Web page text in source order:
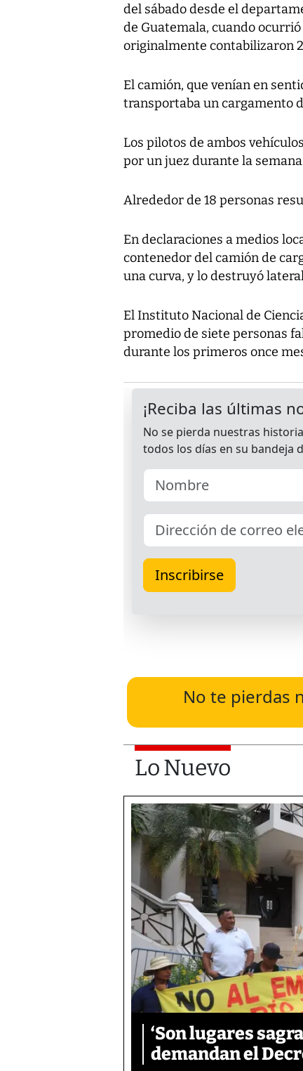
del sábado desde el
de Guatemala, cuando
originalmente contabilizaron
El camión, que venían en
transportaba un cargamento
Los pilotos de ambos
por un juez durante la
Alrededor de 18 personas
En declaraciones a medios
contenedor del camión de
una curva, y lo destruyó
El Instituto Nacional de
promedio de siete personas
durante los primeros once
No te pierdas
Lo Nuevo
‘Son lugares
demandan el